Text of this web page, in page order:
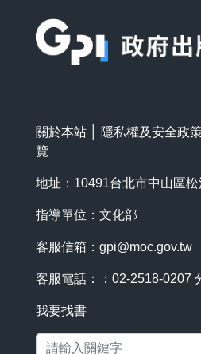
關於本站 隱私權及安全政
覽
地址：10491台北市中山區
指導單位：文化部
客服信箱： gpi@moc.gov.tw
客服電話：：02-2518-0207
我要找書